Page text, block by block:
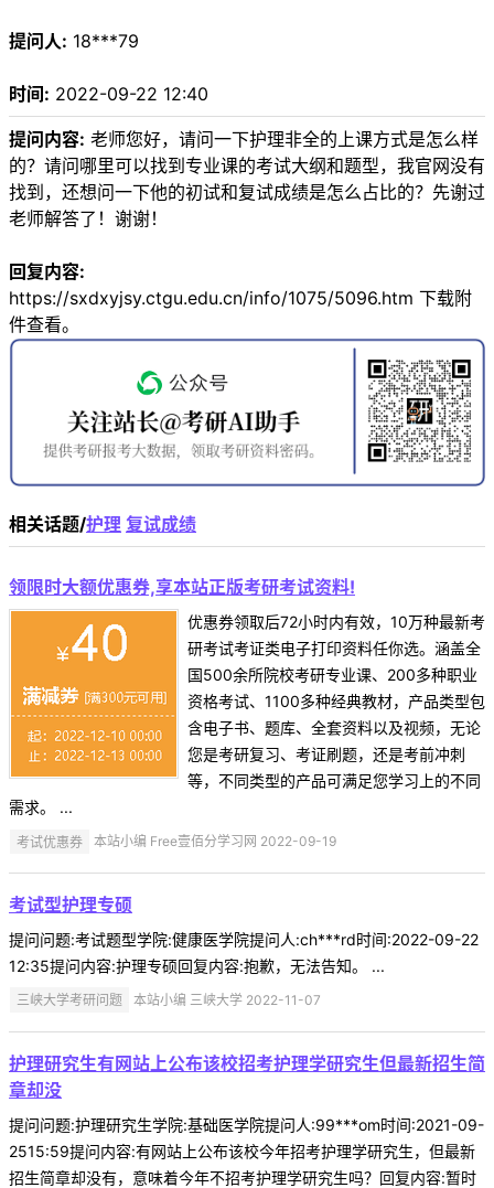
提问人: 18***79
时间: 2022-09-22 12:40
提问内容: 老师您好，请问一下护理非全的上课方式是怎么样
的？请问哪里可以找到专业课的考试大纲和题型，我官网没有
找到，还想问一下他的初试和复试成绩是怎么占比的？先谢过
老师解答了！谢谢！
回复内容:
https://sxdxyjsy.ctgu.edu.cn/info/1075/5096.htm 下载附
件查看。
相关话题/护理 复试成绩
领限时大额优惠券,享本站正版考研考试资料!
优惠券领取后72小时内有效，10万种最新考
研考试考证类电子打印资料任你选。涵盖全
国500余所院校考研专业课、200多种职业
资格考试、1100多种经典教材，产品类型包
含电子书、题库、全套资料以及视频，无论
您是考研复习、考证刷题，还是考前冲刺
等，不同类型的产品可满足您学习上的不同
需求。 ...
考试优惠券 本站小编 Free壹佰分学习网 2022-09-19
考试型护理专硕
提问问题:考试题型学院:健康医学院提问人:ch***rd时间:2022-09-22
12:35提问内容:护理专硕回复内容:抱歉，无法告知。 ...
三峡大学考研问题 本站小编 三峡大学 2022-11-07
护理研究生有网站上公布该校招考护理学研究生但最新招生简
章却没
提问问题:护理研究生学院:基础医学院提问人:99***om时间:2021-09-
2515:59提问内容:有网站上公布该校今年招考护理学研究生，但最新
招生简章却没有，意味着今年不招考护理学研究生吗？回复内容:暂时